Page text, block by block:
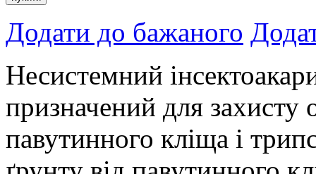
Додати до бажаного
Несистемний
призначений для захисту
павутинного кліща і